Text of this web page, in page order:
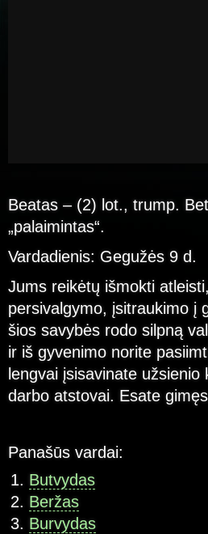
Beatas – (2) lot., trump.
„palaimintas“.
Vardadienis: Gegužės 9 d.
Jums reikėtų išmokti
persivalgymo, įsitraukimo į
šios savybės rodo silpną
ir iš gyvenimo norite
lengvai įsisavinate
darbo atstovai. Esate
Panašūs vardai:
Butvydas
Beržas
Burvydas